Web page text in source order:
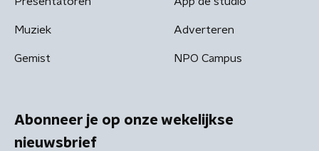
Muziek
Gemist
Adverteren
NPO Campus
Abonneer je op onze wekelijkse
nieuwsbrief